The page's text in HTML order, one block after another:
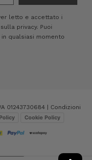
letto e accettato i
privacy. Puoi
qualsiasi momento
01243730684 | Condizioni
Cookie Policy